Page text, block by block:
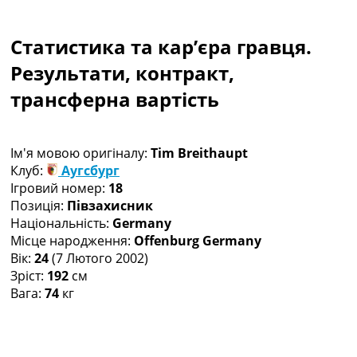
Чемпіонат Світу
Україна. Прем’єр-Ліга
Україна. Перша Ліга
Ліга Чемпіонів
Ще Турніри >>>
Таблиці
Чемпіонат Світу. Турнирні таблиці
Таблиця УПЛ
Перша Ліга
Таблиця АПЛ
Таблиця Ла Ліги
Таблиця Ліги Чемпіонів
Всі таблиці >>>
Статистика та кар’єра гравця.
Результати, контракт,
трансферна вартість
Ім'я мовою оригіналу: Tim Breithaupt
Клуб:
Аугсбург
Ігровий номер: 18
Позиція: Півзахисник
Національність: Germany
Місце народження: Offenburg Germany
Вік: 24(7 Лютого 2002)
Зріст: 192 см
Вага: 74 кг